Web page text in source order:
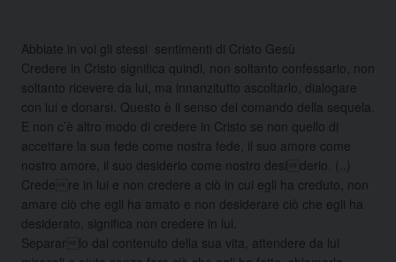
Abbiate in voi gli stessi sentimenti di Cristo Gesù
Credere in Cristo significa quindi, non soltanto confessarlo, non
soltanto ricevere da lui, ma innanzitutto ascoltarlo, dialogare
con lui e donarsi. Questo è il senso del comando della sequela.
E non c’è altro modo di credere in Cristo se non quello di
accettare la sua fede come nostra fede, il suo amore come
nostro amore, il suo desiderio come nostro desiderio. (..)
Credere in lui e non credere a ciò in cui egli ha creduto, non
amare ciò che egli ha amato e non desiderare ciò che egli ha
desiderato, significa non credere in lui.
Separarlo dal contenuto della sua vita, attendere da lui